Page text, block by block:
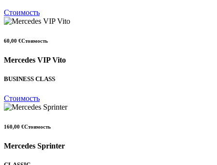
Стоимость
60,00 €Стоимость
Mercedes VIP Vito
BUSINESS CLASS
Стоимость
160,00 €Стоимость
Mercedes Sprinter